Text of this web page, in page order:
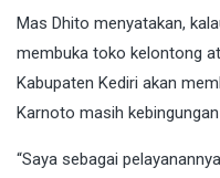
Mas Dhito menyatakan,
membuka toko kelontong
Kabupaten Kediri akan
Karnoto masih
“Saya sebagai